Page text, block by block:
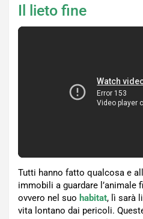
Il lieto fine
Tutti hanno fatto qualcosa e
immobili a guardare l’animale
ovvero nel suo habitat, lì sarà
vita lontano dai pericoli.